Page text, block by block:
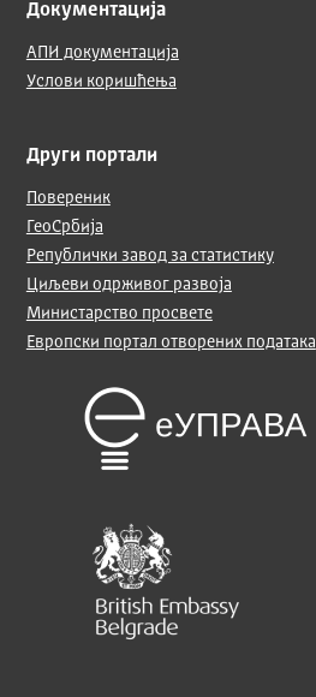
Документација
АПИ документација
Услови коришћења
Други портали
Повереник
ГеоСрбија
Републички завод за статистику
Циљеви одрживог развоја
Министарство просвете
Европски портал отворених података